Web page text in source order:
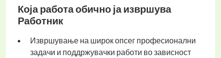
Која работа обично ја извршува
Работник
Извршување на широк опсег професионални
задачи и поддржувачки работи во зависност